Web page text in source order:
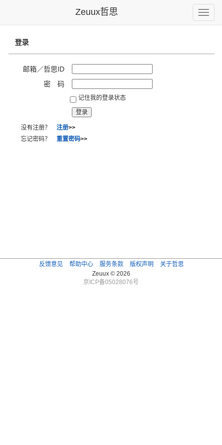
Toggle
Zeuux哲思
登录
邮箱／哲思ID
密 码
记住我的登录状态
没有注册？ 注册>>
忘记密码？ 重置密码>>
反馈意见 帮助中心 服务条款 版权声明
关于哲思
Zeuux © 2026
京ICP备05028076号